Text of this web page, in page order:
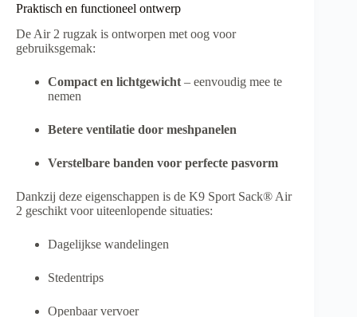
Praktisch en functioneel ontwerp
De Air 2 rugzak is ontworpen met oog voor
gebruiksgemak:
Compact en lichtgewicht – eenvoudig mee te
nemen
Betere ventilatie door meshpanelen
Verstelbare banden voor perfecte pasvorm
Dankzij deze eigenschappen is de K9 Sport Sack® Air
2 geschikt voor uiteenlopende situaties:
Dagelijkse wandelingen
Stedentrips
Openbaar vervoer